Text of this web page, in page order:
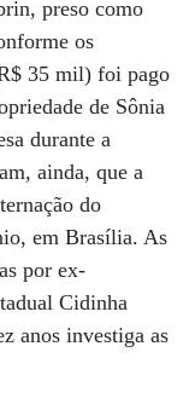
preso como
os
35 mil) foi pago
de Sônia
durante a
ainda, que a
do
em Brasília. As
por ex-
Cidinha
anos investiga as